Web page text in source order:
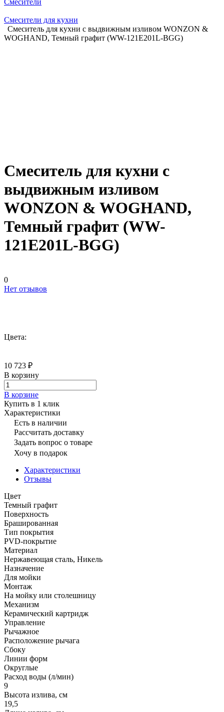
Смесители
Смесители для кухни
Смеситель для кухни с выдвижным изливом WONZON &
WOGHAND, Темный графит (WW-121E201L-BGG)
Смеситель для кухни с
выдвижным изливом
WONZON & WOGHAND,
Темный графит (WW-
121E201L-BGG)
0
Нет отзывов
Цвета:
10 723 ₽
В корзину
В корзине
Купить в 1 клик
Характеристики
Есть в наличии
Рассчитать доставку
Задать вопрос о товаре
Хочу в подарок
Характеристики
Отзывы
Цвет
Темный графит
Поверхность
Брашированная
Тип покрытия
PVD-покрытие
Материал
Нержавеющая сталь, Никель
Назначение
Для мойки
Монтаж
На мойку или столешницу
Механизм
Керамический картридж
Управление
Рычажное
Расположение рычага
Сбоку
Линии форм
Округлые
Расход воды (л/мин)
9
Высота излива, см
19,5